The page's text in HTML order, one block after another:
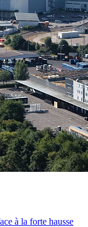
à la forte hausse